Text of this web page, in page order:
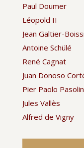
Paul Doumer
Léopold II
Jean Galtier-
Antoine Schülé
René Cagnat
Juan Donoso
Pier Paolo
Jules Vallès
Alfred de Vigny